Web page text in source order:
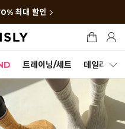
최대 할인
트레이닝/세트 데일리세트